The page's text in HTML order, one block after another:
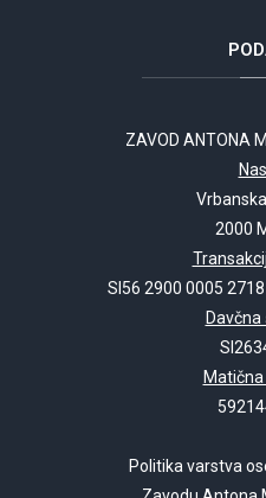
ZAVOD ANTONA
2000
SI56 2900 0005
Davčna
Politika varstva